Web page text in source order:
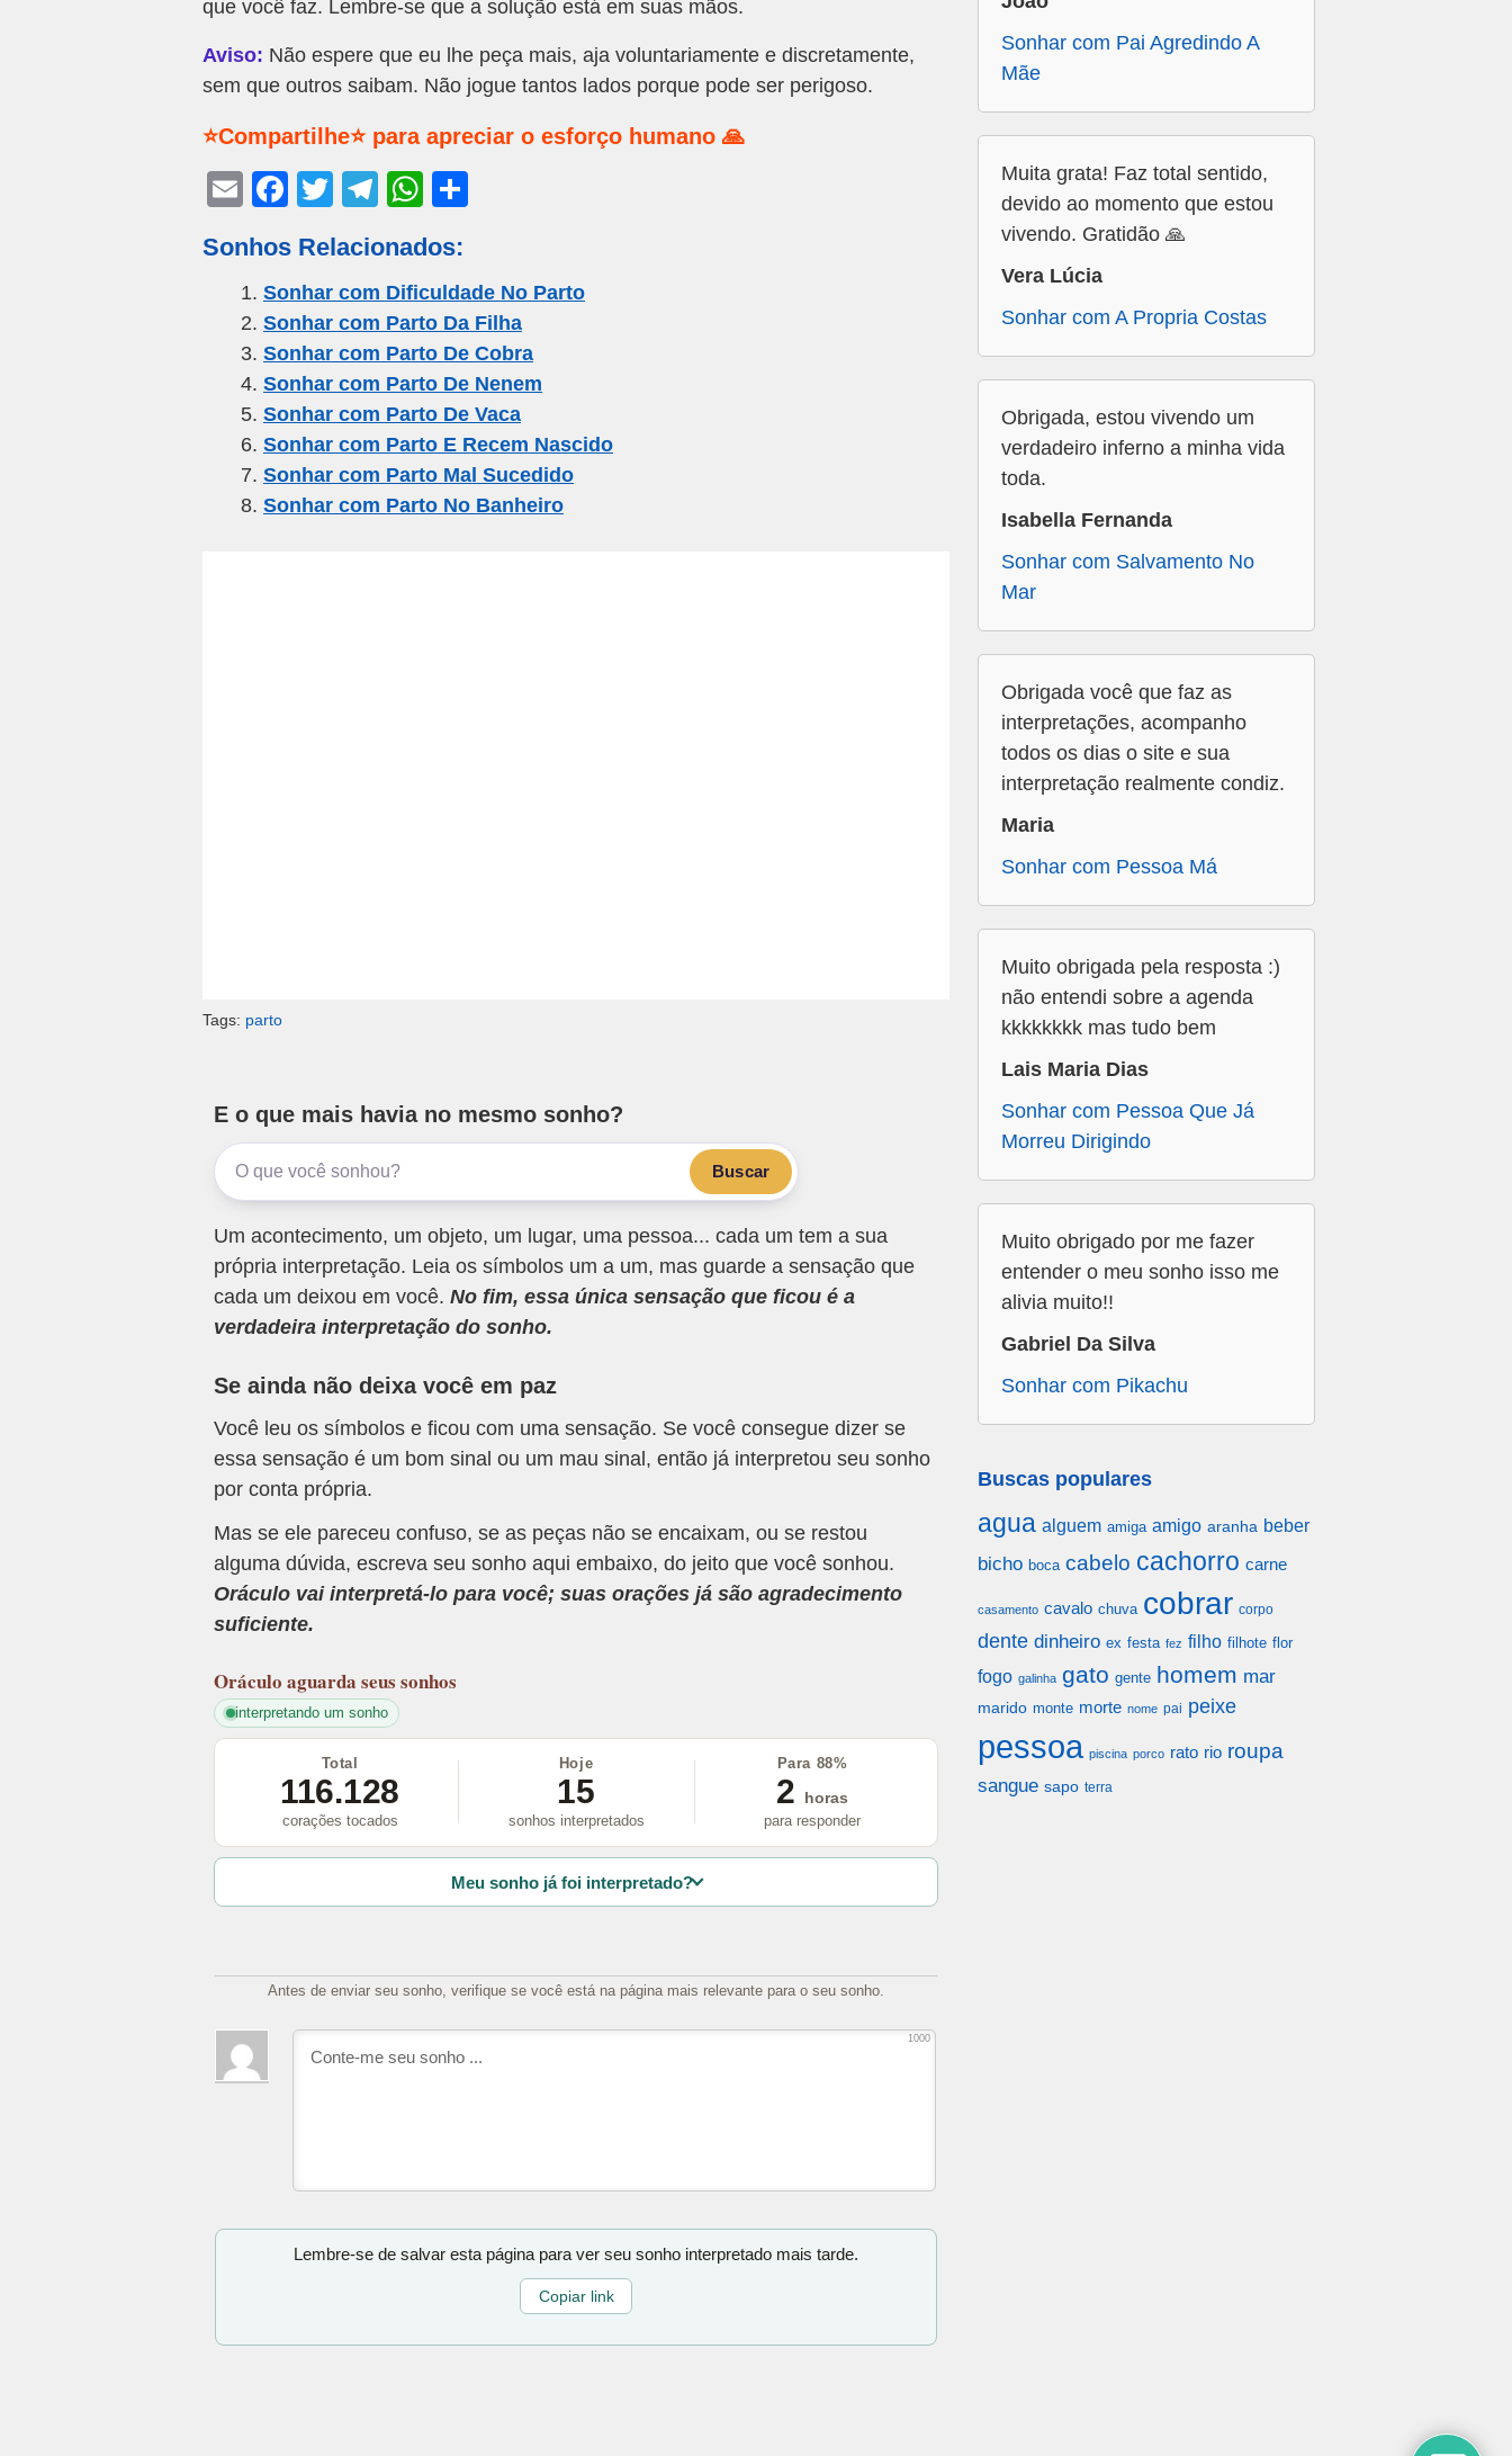
que você faz. Lembre-se que a solução está em suas mãos.
Aviso: Não espere que eu lhe peça mais, aja voluntariamente e discretamente,
sem que outros saibam. Não jogue tantos lados porque pode ser perigoso.
⭐Compartilhe⭐ para apreciar o esforço humano 🙏
E
ail
F
c
e
b
o
o
k
T
tt
er
T
e
gr
a
m
W
at
s
A
p
p
e
Sonhos Relacionados:
Sonhar com Dificuldade No Parto
Sonhar com Parto Da Filha
Sonhar com Parto De Cobra
Sonhar com Parto De Nenem
Sonhar com Parto De Vaca
Sonhar com Parto E Recem Nascido
Sonhar com Parto Mal Sucedido
Sonhar com Parto No Banheiro
Tags: parto
E o que mais havia no mesmo sonho?
Buscar
Um acontecimento, um objeto, um lugar, uma pessoa... cada um tem a sua
própria interpretação. Leia os símbolos um a um, mas guarde a sensação que
cada um deixou em você. No fim, essa única sensação que ficou é a
verdadeira interpretação do sonho.
Se ainda não deixa você em paz
Você leu os símbolos e ficou com uma sensação. Se você consegue dizer se
essa sensação é um bom sinal ou um mau sinal, então já interpretou seu sonho
por conta própria.
Mas se ele pareceu confuso, se as peças não se encaixam, ou se restou
alguma dúvida, escreva seu sonho aqui embaixo, do jeito que você sonhou.
Oráculo vai interpretá-lo para você; suas orações já são agradecimento
suficiente.
Oráculo aguarda seus sonhos
interpretando um sonho
Total
116.128
corações tocados
Hoje
15
sonhos interpretados
Para 88%
2
horas
para responder
Meu sonho já foi interpretado?
Antes de enviar seu sonho, verifique se você está na página mais relevante para o seu sonho.
1000
Lembre-se de salvar esta página para ver seu sonho interpretado mais tarde.
Copiar link
Sonhar com Pai Agredindo A
Mãe
Muita grata! Faz total sentido,
devido ao momento que estou
vivendo. Gratidão 🙏
Vera Lúcia
Sonhar com A Propria Costas
Obrigada, estou vivendo um
verdadeiro inferno a minha vida
toda.
Isabella Fernanda
Sonhar com Salvamento No
Mar
Obrigada você que faz as
interpretações, acompanho
todos os dias o site e sua
interpretação realmente condiz.
Maria
Sonhar com Pessoa Má
Muito obrigada pela resposta :)
não entendi sobre a agenda
kkkkkkkk mas tudo bem
Lais Maria Dias
Sonhar com Pessoa Que Já
Morreu Dirigindo
Muito obrigado por me fazer
entender o meu sonho isso me
alivia muito!!
Gabriel Da Silva
Sonhar com Pikachu
Buscas populares
agua alguem amiga amigo aranha beber
bicho boca cabelo cachorro carne
casamento cavalo chuva cobrar corpo
dente dinheiro ex festa fez filho filhote flor
fogo galinha gato gente homem mar
marido monte morte nome pai peixe
pessoa piscina porco rato rio roupa
sangue sapo terra